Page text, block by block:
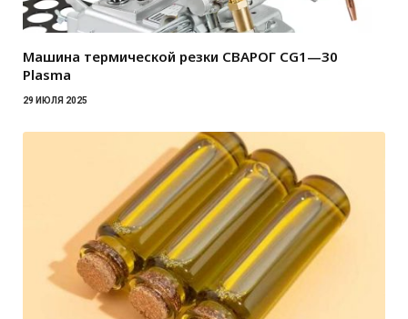
Машина термической резки СВАРОГ CG1—30
Plasma
29 ИЮЛЯ 2025